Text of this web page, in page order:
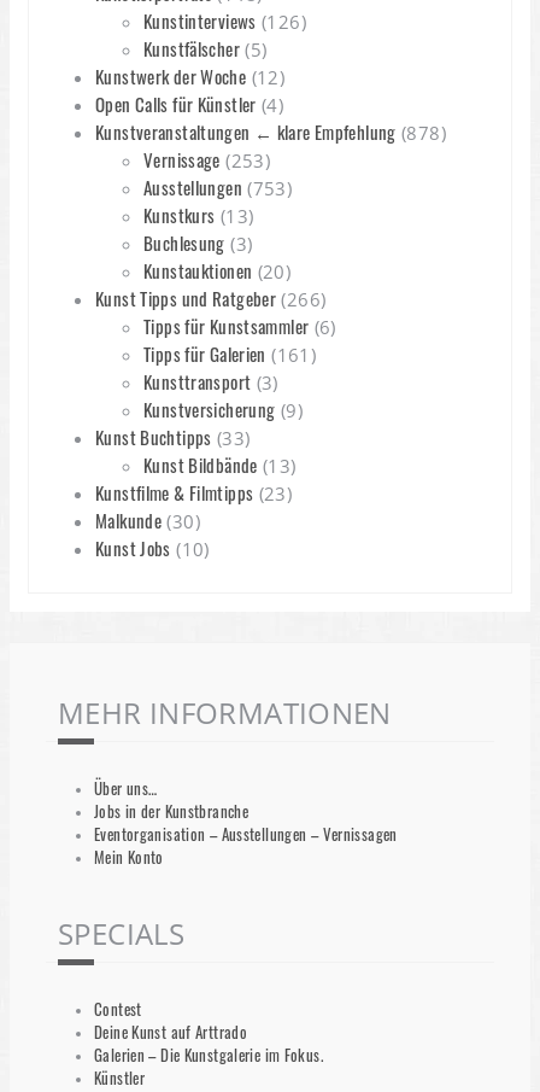
Kunstinterviews (126)
Kunstfälscher(5)
Kunstwerk der Woche (12)
Open Calls für Künstler (4)
Kunstveranstaltungen ← klare Empfehlung (878)
Vernissage (253)
Ausstellungen (753)
Kunstkurs (13)
Buchlesung (3)
Kunstauktionen (20)
Kunst Tipps und Ratgeber (266)
Tipps für Kunstsammler (6)
Tipps für Galerien (161)
Kunsttransport (3)
Kunstversicherung (9)
Kunst Buchtipps (33)
Kunst Bildbände (13)
Kunstfilme & Filmtipps (23)
Malkunde (30)
Kunst Jobs (10)
MEHR INFORMATIONEN
Über uns…
Jobs in der Kunstbranche
Eventorganisation – Ausstellungen – Vernissagen
Mein Konto
SPECIALS
Contest
Deine Kunst auf Arttrado
Galerien – Die Kunstgalerie im Fokus.
Künstler